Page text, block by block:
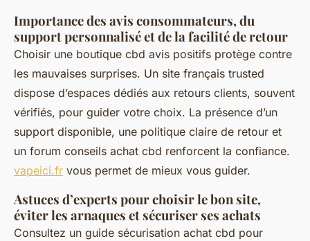
Importance des avis consommateurs, du
support personnalisé et de la facilité de retour
Choisir une boutique cbd avis positifs protège contre
les mauvaises surprises. Un site français trusted
dispose d’espaces dédiés aux retours clients, souvent
vérifiés, pour guider votre choix. La présence d’un
support disponible, une politique claire de retour et
un forum conseils achat cbd renforcent la confiance.
vapeici.fr vous permet de mieux vous guider.
Astuces d’experts pour choisir le bon site,
éviter les arnaques et sécuriser ses achats
Consultez un guide sécurisation achat cbd pour